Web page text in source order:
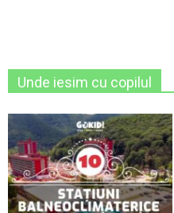
Unde iesim cu copilul